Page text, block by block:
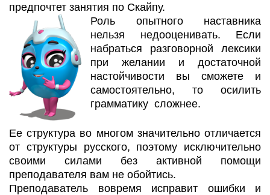
предпочтет занятия по Скайпу.
Роль опытного наставника
нельзя недооценивать. Если
набраться разговорной лексики
при желании и достаточной
настойчивости вы сможете и
самостоятельно, то осилить
грамматику сложнее.
Ее структура во многом значительно отличается
от структуры русского, поэтому исключительно
своими силами без активной помощи
преподавателя вам не обойтись.
Преподаватель вовремя исправит ошибки и